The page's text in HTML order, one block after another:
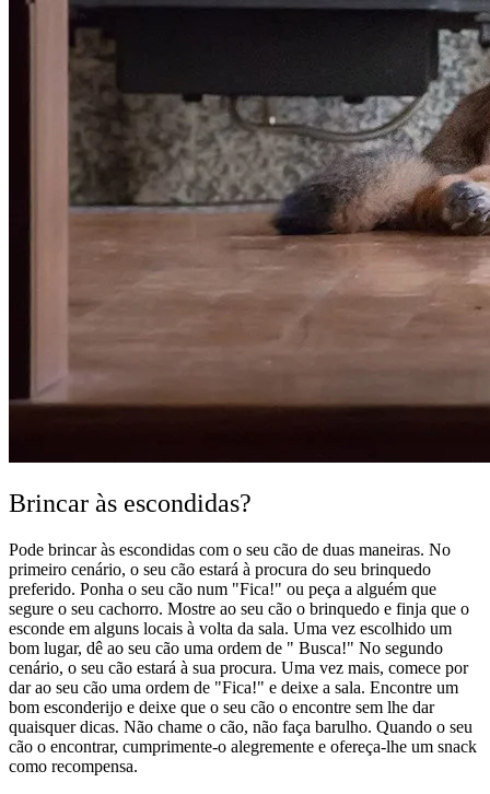
Brincar às escondidas?
Pode brincar às escondidas com o seu cão de duas maneiras. No
primeiro cenário, o seu cão estará à procura do seu brinquedo
preferido. Ponha o seu cão num "Fica!" ou peça a alguém que
segure o seu cachorro. Mostre ao seu cão o brinquedo e finja que o
esconde em alguns locais à volta da sala. Uma vez escolhido um
bom lugar, dê ao seu cão uma ordem de " Busca!" No segundo
cenário, o seu cão estará à sua procura. Uma vez mais, comece por
dar ao seu cão uma ordem de "Fica!" e deixe a sala. Encontre um
bom esconderijo e deixe que o seu cão o encontre sem lhe dar
quaisquer dicas. Não chame o cão, não faça barulho. Quando o seu
cão o encontrar, cumprimente-o alegremente e ofereça-lhe um snack
como recompensa.